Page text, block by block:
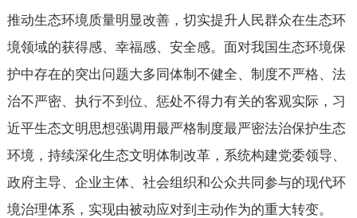
推动生态环境质量明显改善，切实提升人民群众在生态环
境领域的获得感、幸福感、安全感。面对我国生态环境保
护中存在的突出问题大多同体制不健全、制度不严格、法
治不严密、执行不到位、惩处不得力有关的客观实际，习
近平生态文明思想强调用最严格制度最严密法治保护生态
环境，持续深化生态文明体制改革，系统构建党委领导、
政府主导、企业主体、社会组织和公众共同参与的现代环
境治理体系，实现由被动应对到主动作为的重大转变。